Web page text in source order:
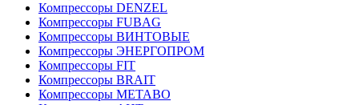
Компрессоры DENZEL
Компрессоры FUBAG
Компрессоры ВИНТОВЫЕ
Компрессоры ЭНЕРГОПРОМ
Компрессоры FIT
Компрессоры BRAIT
Компрессоры METABO